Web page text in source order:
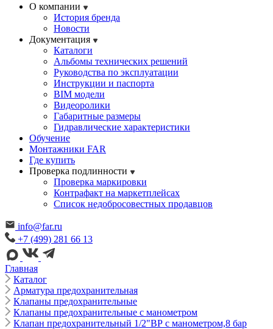
О компании
История бренда
Новости
Документация
Каталоги
Альбомы технических решений
Руководства по эксплуатации
Инструкции и паспорта
BIM модели
Видеоролики
Габаритные размеры
Гидравлические характеристики
Обучение
Монтажники FAR
Где купить
Проверка подлинности
Проверка маркировки
Контрафакт на маркетплейсах
Cписок недобросовестных продавцов
info@far.ru
+7 (499) 281 66 13
Главная
Каталог
Арматура предохранительная
Клапаны предохранительные
Клапаны предохранительные с манометром
Клапан предохранительный 1/2"ВР с манометром,8 бар